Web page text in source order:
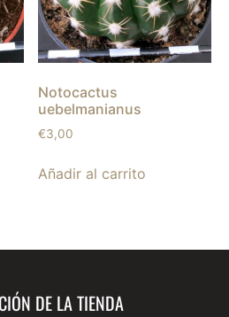
Notocactus
uebelmanianus
€3,00
Añadir al carrito
DE LA TIENDA